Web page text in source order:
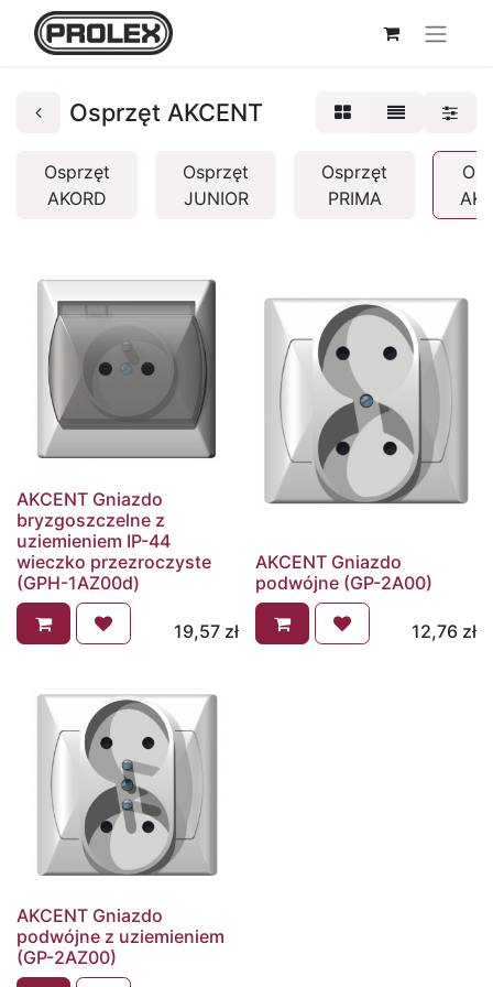
Osprzęt AKCENT
Osprzęt
AKORD
Osprzęt
JUNIOR
Osprzęt
PRIMA
AKCENT Gniazdo
bryzgoszczelne z
uziemieniem IP-44
wieczko przezroczyste
(GPH-1AZ00d)
19,57zł
AKCENT Gniazdo
podwójne (GP-2A00)
12,76 zł
AKCENT Gniazdo
podwójne z uziemieniem
(GP-2AZ00)